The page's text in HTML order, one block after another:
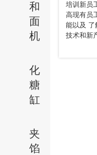
和
面
机
化
糖
缸
夹
馅
培训新员
高现有员
能以及 了
技术和新